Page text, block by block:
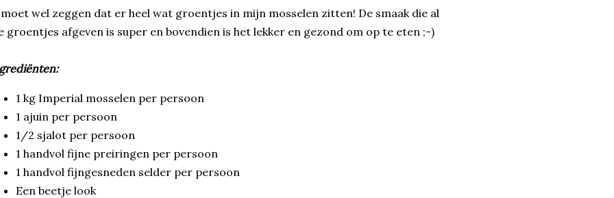
wel zeggen dat er heel wat groentjes in mijn mosselen zitten! De smaak die al
groentjes afgeven is super en bovendien is het lekker en gezond om op te eten ;-)
1 kg Imperial mosselen per persoon
1 ajuin per persoon
1/2 sjalot per persoon
1 handvol fijne preiringen per persoon
1 handvol fijngesneden selder per persoon
Een beetje look